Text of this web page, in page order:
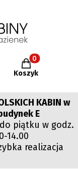
Produkty w
Koszyk
KABIN w
E
piątku w godz.
14.00
realizacja